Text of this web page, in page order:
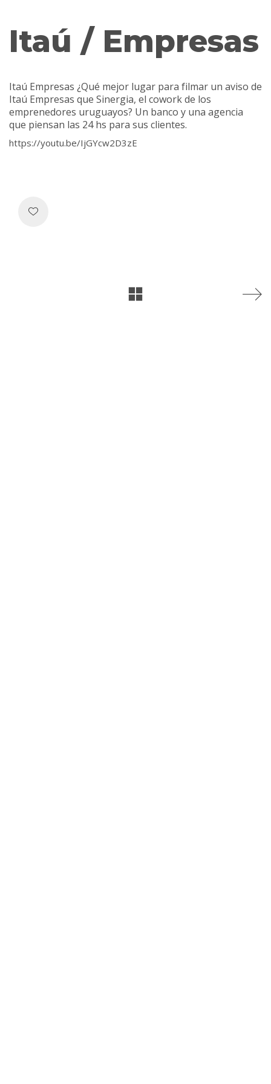
Itaú / Empresas
Itaú Empresas ¿Qué mejor lugar para filmar un aviso de
Itaú Empresas que Sinergia, el cowork de los
emprenedores uruguayos? Un banco y una agencia
que piensan las 24 hs para sus clientes.
https://youtu.be/IjGYcw2D3zE